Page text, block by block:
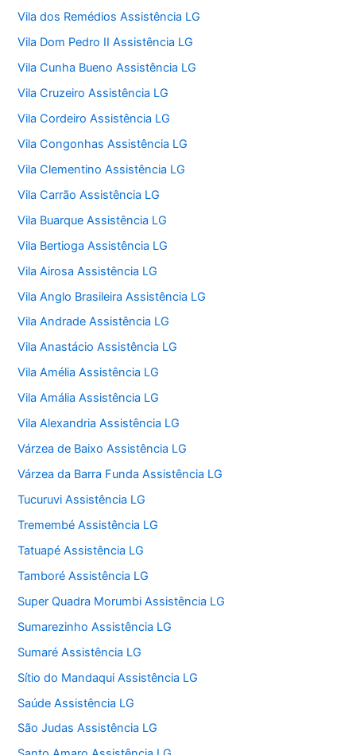
Vila dos Remédios Assistência LG
Vila Dom Pedro II Assistência LG
Vila Cunha Bueno Assistência LG
Vila Cruzeiro Assistência LG
Vila Cordeiro Assistência LG
Vila Congonhas Assistência LG
Vila Clementino Assistência LG
Vila Carrão Assistência LG
Vila Buarque Assistência LG
Vila Bertioga Assistência LG
Vila Airosa Assistência LG
Vila Anglo Brasileira Assistência LG
Vila Andrade Assistência LG
Vila Anastácio Assistência LG
Vila Amélia Assistência LG
Vila Amália Assistência LG
Vila Alexandria Assistência LG
Várzea de Baixo Assistência LG
Várzea da Barra Funda Assistência LG
Tucuruvi Assistência LG
Tremembé Assistência LG
Tatuapé Assistência LG
Tamboré Assistência LG
Super Quadra Morumbi Assistência LG
Sumarezinho Assistência LG
Sumaré Assistência LG
Sítio do Mandaqui Assistência LG
Saúde Assistência LG
São Judas Assistência LG